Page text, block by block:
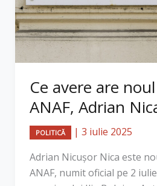
Ce avere are
ANAF, Adrian
POLITICĂ | 3 iulie 2025
Adrian Nicușor Nica este
ANAF, numit oficial pe 2